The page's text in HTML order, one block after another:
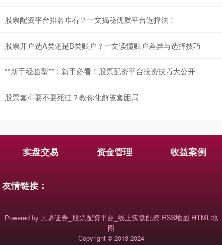
基金指数 7240.71 +10.91
股票配资平台排名咋看？一文揭秘优质平台选择法！
股票开户选A类还是B类账户？一文读懂账户差异与选择技巧
**新手经验型**：新手必看！股票配资平台投资技巧大公开
股票套牢要不要死扛？教你化解被套困局
实盘交易 资金管理 收益案例
友情链接：
Powered by 元鼎证券_股票配资平台_线上实盘配资 RSS地图 HTML地
图
Copyright © 2013-2024